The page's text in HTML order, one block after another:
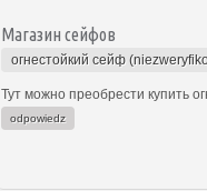
Магазин сейфов
огнестойкий сейф
Тут можно преобрести купить
odpowiedz